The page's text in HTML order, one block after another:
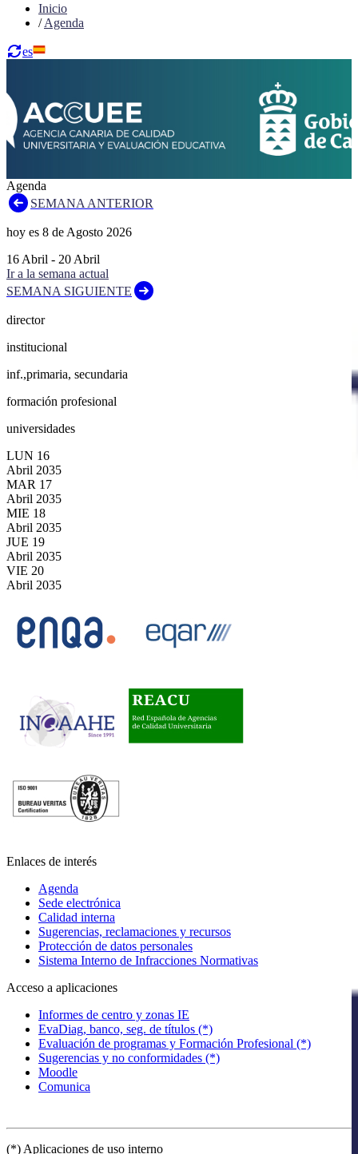
Inicio
/Agenda
es
Agenda
SEMANA ANTERIOR
hoy es 8 de Agosto 2026
16 Abril - 20 Abril
Ir a la semana actual
SEMANA SIGUIENTE
director
institucional
inf.,primaria, secundaria
formación profesional
universidades
LUN 16
Abril 2035
MAR 17
Abril 2035
MIE 18
Abril 2035
JUE 19
Abril 2035
VIE 20
Abril 2035
Enlaces de interés
Agenda
Sede electrónica
Calidad interna
Sugerencias, reclamaciones y recursos
Protección de datos personales
Sistema Interno de Infracciones Normativas
Acceso a aplicaciones
Informes de centro y zonas IE
EvaDiag, banco, seg. de títulos (*)
Evaluación de programas y Formación Profesional (*)
Sugerencias y no conformidades (*)
Moodle
Comunica
(*) Aplicaciones de uso interno